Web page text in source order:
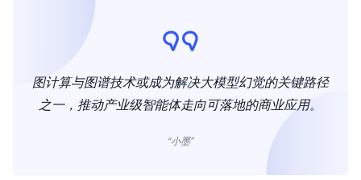
图计算与图谱技术或成为解决大模型幻觉的关键路径
之一，推动产业级智能体走向可落地的商业应用。
“小墨”